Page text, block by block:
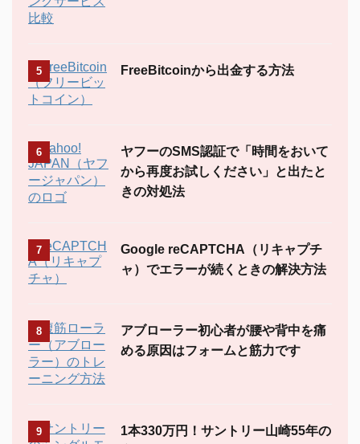
5 FreeBitcoinから出金する方法
6
ヤフーのSMS認証で「時間をおいて
から再度お試しください」と出たと
きの対処法
7
Google reCAPTCHA（リキャプチ
ャ）でエラーが続くときの解決方法
8
アブローラー初心者が腰や背中を痛
める原因はフォームと筋力です
9
1本330万円！サントリー山崎55年の